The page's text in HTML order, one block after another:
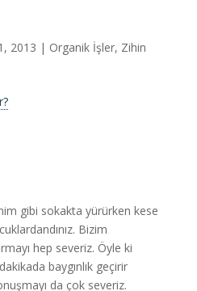
2013 | Organik İşler, Zihin
gibi sokakta yürürken kese
Bizim
hep severiz. Öyle ki
baygınlık geçirir
da çok severiz.